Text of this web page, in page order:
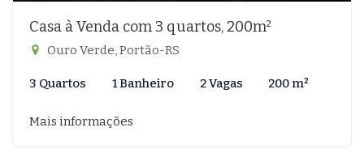
Casa à Venda com 3 quartos, 200m²
Ouro Verde, Portão-RS
3 Quartos 1 Banheiro 2 Vagas 200 m²
Mais informações